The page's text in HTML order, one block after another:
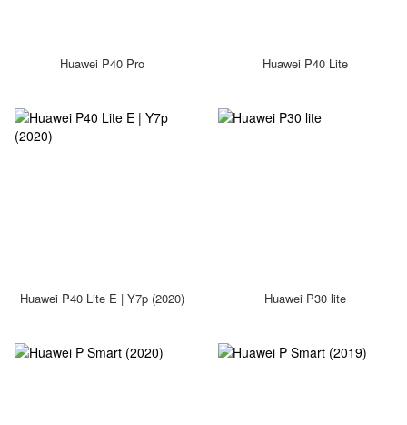
Huawei P40 Pro Huawei P40 Lite
Huawei P40 Lite E | Y7p (2020) Huawei P30 lite